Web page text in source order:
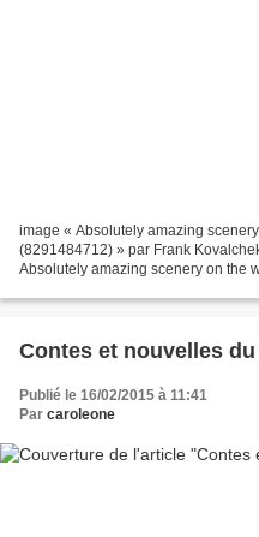
image « Absolutely amazing
(8291484712) » par Frank
Absolutely amazing scenery on the
Contes et nouvelles
Publié le 16/02/2015 à 11:41
Par caroleone